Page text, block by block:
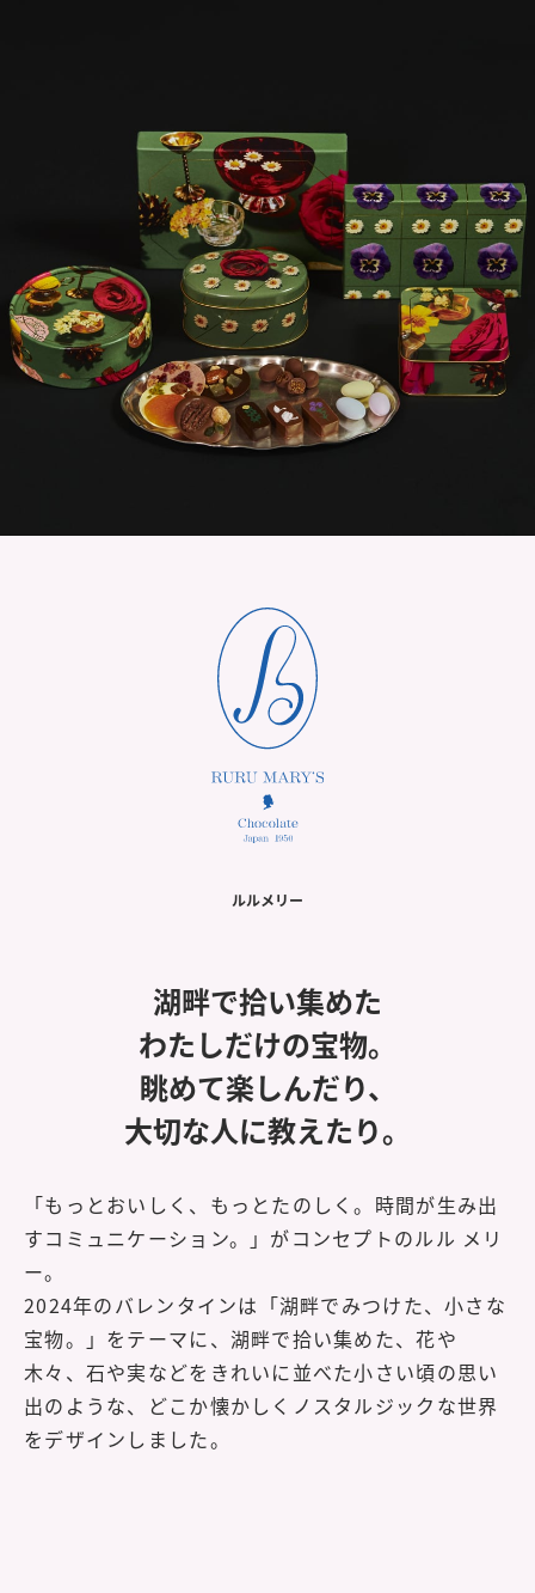
ルルメリー
湖畔で拾い集めた
わたしだけの宝物。
眺めて楽しんだり、
大切な人に教えたり。
「もっとおいしく、もっとたのしく。時間が生み出
すコミュニケーション。」 がコンセプトのルル メリ
ー。
2024年のバレンタインは「湖畔でみつけた、小さな
宝物。」をテーマに、 湖畔で拾い集めた、花や
木々、石や実などを きれいに並べた小さい頃の思い
出のような、 どこか懐かしくノスタルジックな世界
をデザインしました。